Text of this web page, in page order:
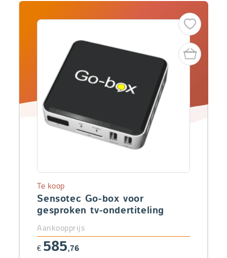
Sensotec Go-box voor
gesproken tv-ondertiteling
Te koop
Aankoopprijs
€ 585,76